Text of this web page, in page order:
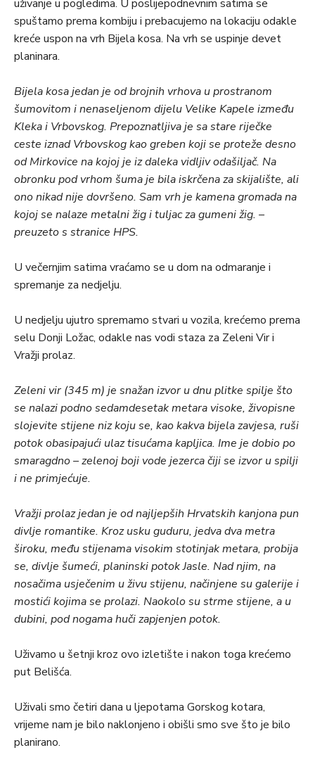
uživanje u pogledima. U poslijepodnevnim satima se
spuštamo prema kombiju i prebacujemo na lokaciju odakle
kreće uspon na vrh Bijela kosa. Na vrh se uspinje devet
planinara.
Bijela kosa jedan je od brojnih vrhova u prostranom
šumovitom i nenaseljenom dijelu Velike Kapele između
Kleka i Vrbovskog. Prepoznatljiva je sa stare riječke
ceste iznad Vrbovskog kao greben koji se proteže desno
od Mirkovice na kojoj je iz daleka vidljiv odašiljač. Na
obronku pod vrhom šuma je bila iskrčena za skijalište, ali
ono nikad nije dovršeno. Sam vrh je kamena gromada na
kojoj se nalaze metalni žig i tuljac za gumeni žig. –
preuzeto s stranice HPS.
U večernjim satima vraćamo se u dom na odmaranje i
spremanje za nedjelju.
U nedjelju ujutro spremamo stvari u vozila, krećemo prema
selu Donji Ložac, odakle nas vodi staza za Zeleni Vir i
Vražji prolaz.
Zeleni vir (345 m) je snažan izvor u dnu plitke spilje što
se nalazi podno sedamdesetak metara visoke, živopisne
slojevite stijene niz koju se, kao kakva bijela zavjesa, ruši
potok obasipajući ulaz tisućama kapljica. Ime je dobio po
smaragdno – zelenoj boji vode jezerca čiji se izvor u spilji
i ne primjećuje.
Vražji prolaz jedan je od najljepših Hrvatskih kanjona pun
divlje romantike. Kroz usku guduru, jedva dva metra
široku, među stijenama visokim stotinjak metara, probija
se, divlje šumeći, planinski potok Jasle. Nad njim, na
nosačima usječenim u živu stijenu, načinjene su galerije i
mostići kojima se prolazi. Naokolo su strme stijene, a u
dubini, pod nogama huči zapjenjen potok.
Uživamo u šetnji kroz ovo izletište i nakon toga krećemo
put Belišća.
Uživali smo četiri dana u ljepotama Gorskog kotara,
vrijeme nam je bilo naklonjeno i obišli smo sve što je bilo
planirano.